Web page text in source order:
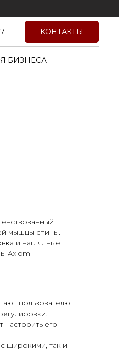
КОНТАКТЫ
БИЗНЕСА
мышцы спины.
и наглядные
Axiom
пользователю
настроить его
широкими, так и